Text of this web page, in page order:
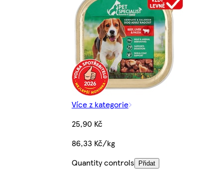
Více z kategorie
25,90 Kč
86,33 Kč/kg
Quantity controls
Přidat